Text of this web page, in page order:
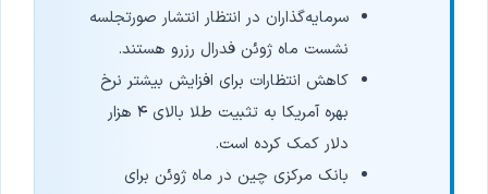
سرمایه‌گذاران در انتظار انتشار صورتجلسه
نشست ماه ژوئن فدرال رزرو هستند.
کاهش انتظارات برای افزایش بیشتر نرخ
بهره آمریکا به تثبیت طلا بالای ۴ هزار
دلار کمک کرده است.
بانک مرکزی چین در ماه ژوئن برای